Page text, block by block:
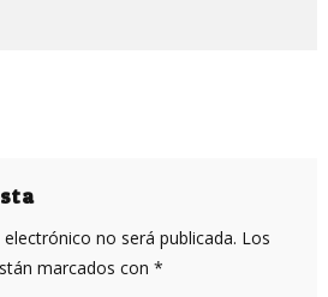
no será publicada. Los
marcados con *